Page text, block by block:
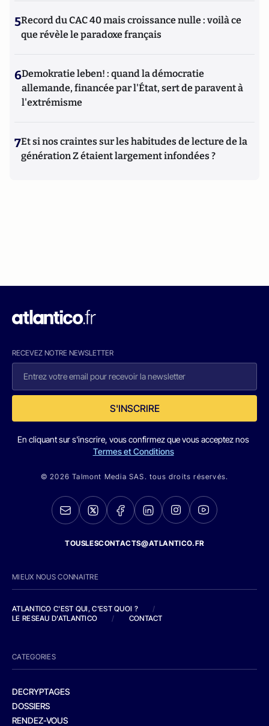
5Record du CAC 40 mais croissance nulle : voilà ce
que révèle le paradoxe français
6Demokratie leben! : quand la démocratie
allemande, financée par l'État, sert de paravent à
l'extrémisme
7Et si nos craintes sur les habitudes de lecture de la
génération Z étaient largement infondées ?
RECEVEZ NOTRE NEWSLETTER
S'INSCRIRE
En cliquant sur s'inscrire, vous confirmez que vous acceptez nos
Termes et Conditions
© 2026 Talmont Media SAS. tous droits réservés.
TOUSLESCONTACTS@ATLANTICO.FR
MIEUX NOUS CONNAITRE
ATLANTICO C'EST QUI, C'EST QUOI ?
/
LE RESEAU D'ATLANTICO
/ CONTACT
CATEGORIES
DECRYPTAGES
DOSSIERS
RENDEZ-VOUS